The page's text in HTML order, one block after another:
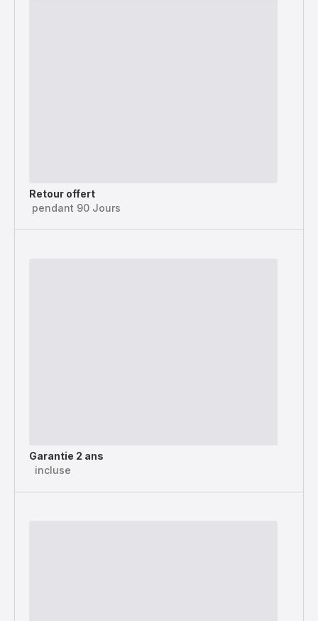
Retour offert
pendant 90 Jours
Garantie 2 ans
incluse